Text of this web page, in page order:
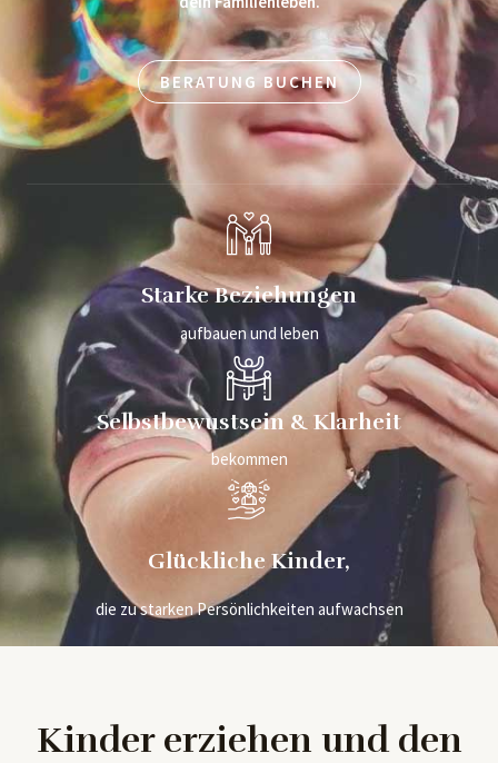
BERATUNG BUCHEN
Starke Beziehungen
aufbauen und leben
Selbstbewustsein & Klarheit​
bekommen
Glückliche Kinder,
die zu starken Persönlichkeiten aufwachsen
Kinder erziehen und den